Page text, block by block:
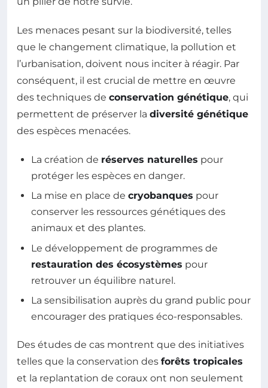
Les menaces pesant sur la biodiversité, telles
que le changement climatique, la pollution et
l’urbanisation, doivent nous inciter à réagir. Par
conséquent, il est crucial de mettre en œuvre
des techniques de conservation génétique, qui
permettent de préserver la diversité génétique
des espèces menacées.
La création de réserves naturelles pour
protéger les espèces en danger.
La mise en place de cryobanques pour
conserver les ressources génétiques des
animaux et des plantes.
Le développement de programmes de
restauration des écosystèmes pour
retrouver un équilibre naturel.
La sensibilisation auprès du grand public pour
encourager des pratiques éco-responsables.
Des études de cas montrent que des initiatives
telles que la conservation des forêts tropicales
et la replantation de coraux ont non seulement